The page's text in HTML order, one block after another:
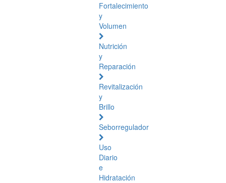
Fortalecimiento
y
Volumen
Nutrición
y
Reparación
Revitalización
y
Brillo
Seborregulador
Uso
Diario
e
Hidratación